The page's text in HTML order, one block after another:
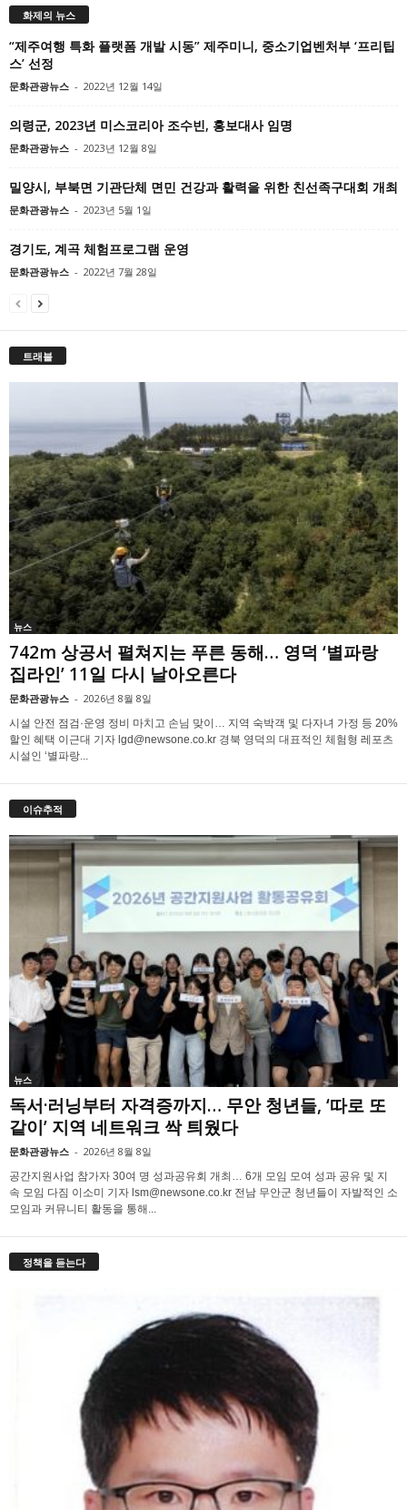
화제의 뉴스
“제주여행 특화 플랫폼 개발 시동” 제주미니, 중소기업벤처부 ‘프리팁
스’ 선정
문화관광뉴스 - 2022년 12월 14일
의령군, 2023년 미스코리아 조수빈, 홍보대사 임명
문화관광뉴스 - 2023년 12월 8일
밀양시, 부북면 기관단체 면민 건강과 활력을 위한 친선족구대회 개최
문화관광뉴스 - 2023년 5월 1일
경기도, 계곡 체험프로그램 운영
문화관광뉴스 - 2022년 7월 28일
트래블
뉴스
742m 상공서 펼쳐지는 푸른 동해… 영덕 ‘별파랑
집라인’ 11일 다시 날아오른다
문화관광뉴스 - 2026년 8월 8일
시설 안전 점검·운영 정비 마치고 손님 맞이… 지역 숙박객 및 다자녀 가정 등 20%
할인 혜택 이근대 기자 lgd@newsone.co.kr 경북 영덕의 대표적인 체험형 레포츠
시설인 ‘별파랑...
이슈추적
뉴스
독서·러닝부터 자격증까지… 무안 청년들, ‘따로 또
같이’ 지역 네트워크 싹 틔웠다
문화관광뉴스 - 2026년 8월 8일
공간지원사업 참가자 30여 명 성과공유회 개최… 6개 모임 모여 성과 공유 및 지
속 모임 다짐 이소미 기자 lsm@newsone.co.kr 전남 무안군 청년들이 자발적인 소
모임과 커뮤니티 활동을 통해...
정책을 듣는다